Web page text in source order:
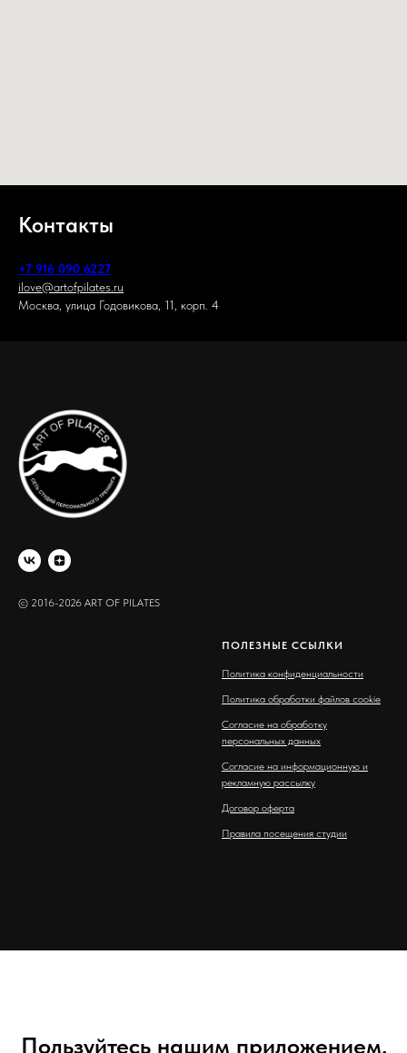
Контакты
+7 916 090 6227
ilove@artofpilates.ru
Москва, улица Годовикова, 11, корп. 4
© 2016-2026 ART OF PILATES
ПОЛЕЗНЫЕ ССЫЛКИ
Политика конфиденциальности
Политика обработки файлов cookie
Согласие на обработку
персональных данных
Согласие на информационную и
рекламную рассылку
Договор оферта
Правила посещения студии
Пользуйтесь нашим приложением.